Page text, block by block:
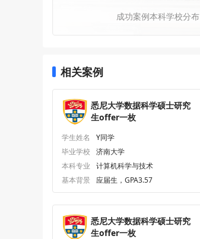
成功案例本科学校分布
相关案例
悉尼大学数据科学硕士研究
生offer一枚
学生姓名
Y同学
毕业学校
济南大学
本科专业
计算机科学与技术
基本背景
应届生，GPA3.57
悉尼大学数据科学硕士研究
生offer一枚